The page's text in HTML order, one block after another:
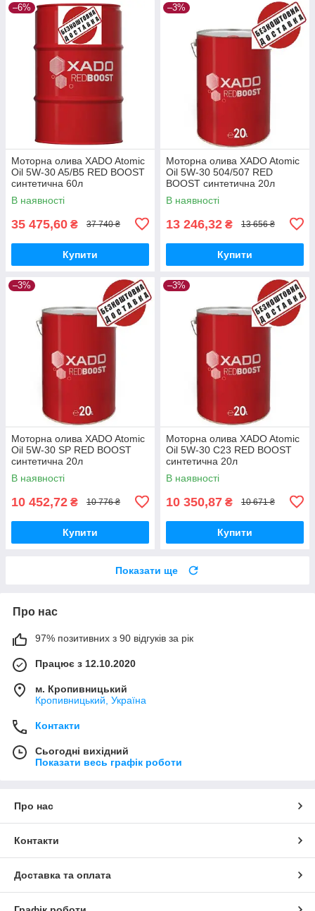
–6%
Моторна олива XADO Atomic
Oil 5W-30 A5/B5 RED BOOST
синтетична 60л
В наявності
35 475,60 ₴ 37 740 ₴
Купити
–3%
Моторна олива XADO Atomic
Oil 5W-30 504/507 RED
BOOST синтетична 20л
В наявності
13 246,32 ₴ 13 656 ₴
Купити
–3%
Моторна олива XADO Atomic
Oil 5W-30 SP RED BOOST
синтетична 20л
В наявності
10 452,72 ₴ 10 776 ₴
Купити
–3%
Моторна олива XADO Atomic
Oil 5W-30 C23 RED BOOST
синтетична 20л
В наявності
10 350,87 ₴ 10 671 ₴
Купити
Показати ще
Про нас
97% позитивних з 90 відгуків за рік
Працює з 12.10.2020
м. Кропивницький
Кропивницький, Україна
Контакти
Сьогодні вихідний
Показати весь графік роботи
Про нас
Контакти
Доставка та оплата